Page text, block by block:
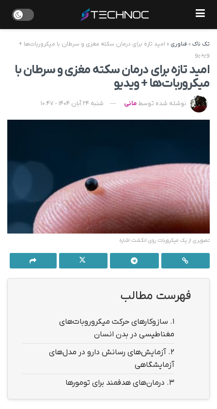
تک ناک» فناوری » امید تازه برای درمان سکته مغزی و سرطان با میکروربات‌ها +
ویدیو
امید تازه برای درمان سکته مغزی و سرطان با
میکروربات‌ها + ویدیو
نوشته شده توسط مانی شنبه 24 آبان 1404 - 10:47
تصویری از یک میکروربات روی انگشت اشاره
فهرست مطالب
1. سازوکارهای حرکت میکروروبات‌های
مغناطیسی در بدن انسان
2. آزمایش‌های رسانش دارو در مدل‌های
آزمایشگاهی
3. درمان‌های هدفمند برای تومورها